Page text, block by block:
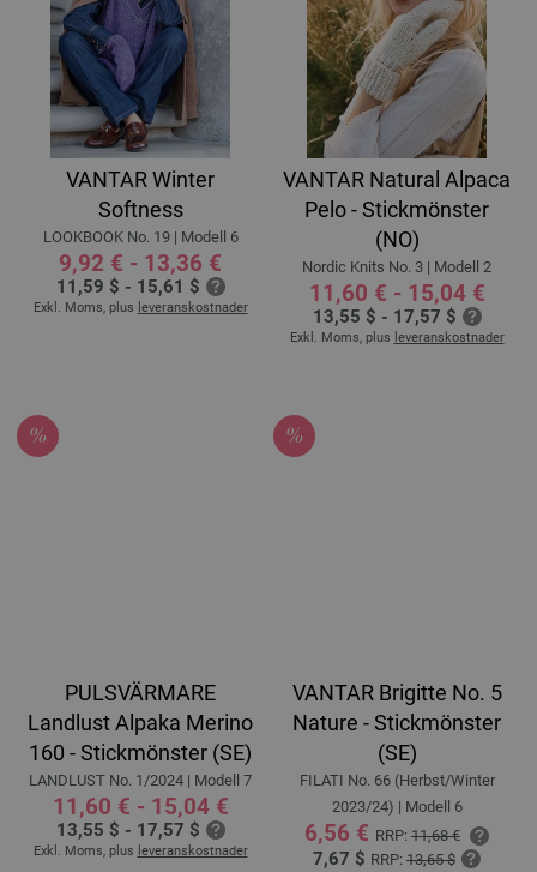
VANTAR Winter
Softness
LOOKBOOK No. 19 | Modell 6
9,92 € - 13,36 €
11,59 $ - 15,61 $
Exkl. Moms, plus leveranskostnader
VANTAR Natural Alpaca
Pelo - Stickmönster
(NO)
Nordic Knits No. 3 | Modell 2
11,60 € - 15,04 €
13,55 $ - 17,57 $
Exkl. Moms, plus leveranskostnader
PULSVÄRMARE
Landlust Alpaka Merino
160 - Stickmönster (SE)
LANDLUST No. 1/2024 | Modell 7
11,60 € - 15,04 €
13,55 $ - 17,57 $
Exkl. Moms, plus leveranskostnader
VANTAR Brigitte No. 5
Nature - Stickmönster
(SE)
FILATI No. 66 (Herbst/Winter
2023/24) | Modell 6
6,56 € RRP: 11,68 €
7,67 $ RRP: 13,65 $